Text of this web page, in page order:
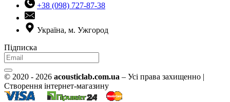
+38 (098) 727-87-38
Україна, м. Ужгород
Підписка
© 2020 - 2026 acousticlab.com.ua – Усі права захищенно |
Створення інтернет-магазину